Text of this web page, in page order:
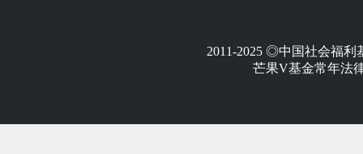
2011-2025 ◎中国社会福
芒果V基金常年法